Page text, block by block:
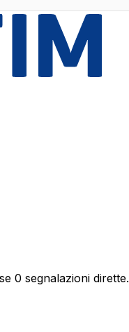
0 segnalazioni dirette.